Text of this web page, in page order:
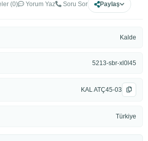
(0) Yorum Yaz Soru Sor Paylaş
Kalde
5213-sbr-xl0l45
KAL ATÇ45-03
Türkiye